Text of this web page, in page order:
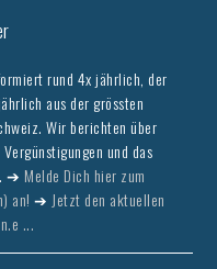
rund 4x jährlich, der
aus der grössten
Wir berichten über
und das
➔ Melde Dich hier zum
an! ➔ Jetzt den aktuellen
...